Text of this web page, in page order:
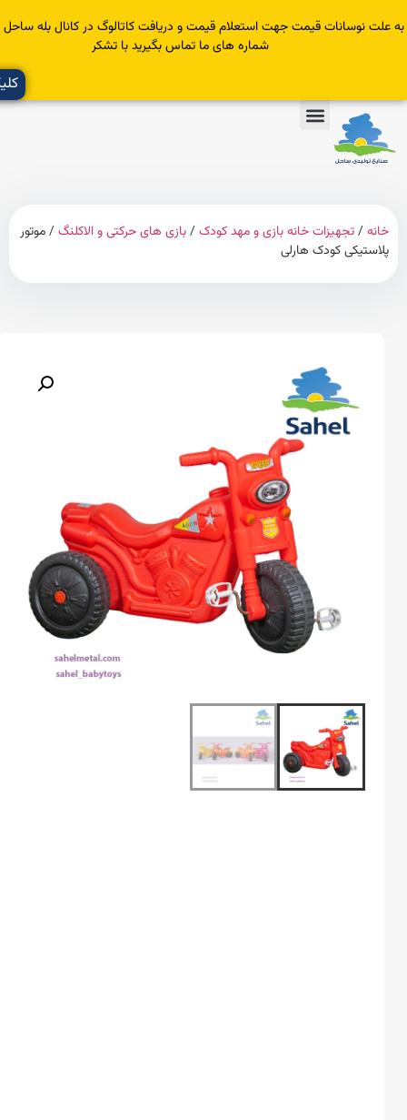
قیمت جهت استعلام قیمت و دریافت کاتالوگ در کانال بله ساحل عضو یا با
شماره های ما تماس بگیرید با تشکر
کلیک کنید
تجهیزات خانه بازی و مهد کودک/بازی های حرکتی و الاکلنگ/ موتور
کودک هارلی